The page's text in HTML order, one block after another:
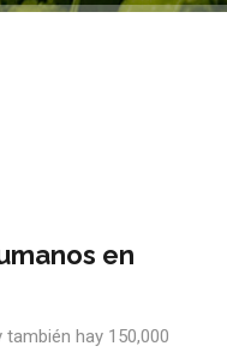
en
hay 150,000